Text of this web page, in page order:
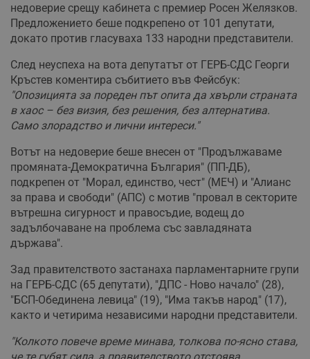
недоверие срещу кабинета с премиер Росен Желязков.
Предложението беше подкрепено от 101 депутати,
докато против гласуваха 133 народни представители.
След неуспеха на вота депутатът от ГЕРБ-СДС Георги
Кръстев коментира събитието във Фейсбук:
"Опозицията за пореден път опита да хвърли страната
в хаос – без визия, без решения, без алтернатива.
Само злорадство и лични интереси."
Вотът на недоверие беше внесен от "Продължаваме
промяната-Демократична България" (ПП-ДБ),
подкрепен от "Морал, единство, чест" (МЕЧ) и "Алианс
за права и свободи" (АПС) с мотив "провал в секторите
вътрешна сигурност и правосъдие, водещ до
задълбочаване на проблема със завладяната
държава".
Зад правителството застанаха парламентарните групи
на ГЕРБ-СДС (65 депутати), "ДПС - Ново начало" (28),
"БСП-Обединена левица" (19), "Има такъв народ" (17),
както и четирима независими народни представители.
"Колкото повече време минава, толкова по-ясно става,